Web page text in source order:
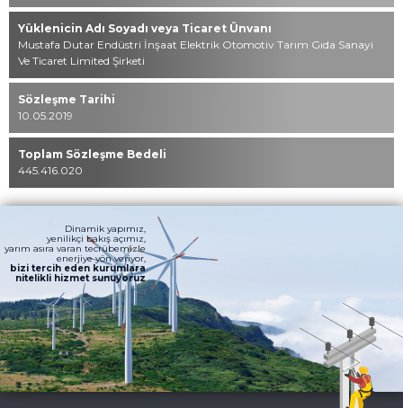
Yüklenicin Adı Soyadı veya Ticaret Ünvanı
Mustafa Dutar Endüstri İnşaat Elektrik Otomotiv Tarım Gıda Sanayi
Ve Ticaret Limited Şirketi
Sözleşme Tarihi
10.05.2019
Toplam Sözleşme Bedeli
445.416.020
Dinamik yapımız,
yenilikçi bakış açımız,
yarım asıra varan tecrübemizle
enerjiye yön veriyor,
bizi tercih eden kurumlara
nitelikli hizmet sunuyoruz